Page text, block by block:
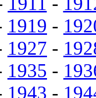
1919 -
1927 -
1935 -
1943 -